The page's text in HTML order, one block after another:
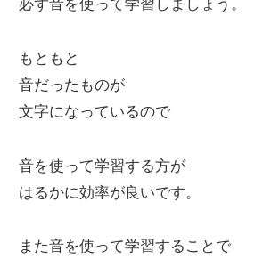
必ず音を使って学習しましょう。
もともと
音だったものが
文字になっているので
音を使って学習する方が
はるかに効率が良いです。
また音を使って学習することで